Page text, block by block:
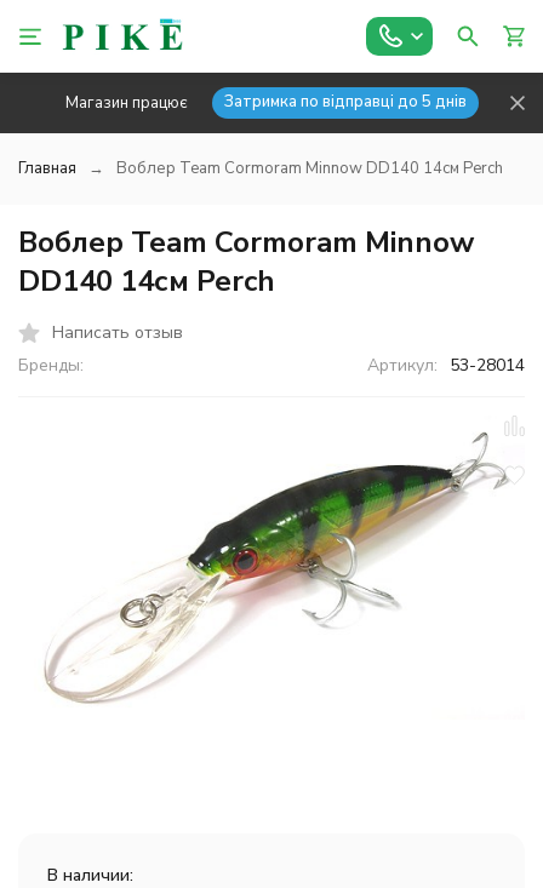
Магазин працює Затримка по відправці до 5 днів
Главная Воблер Team Cormoram Minnow DD140 14см Perch
Воблер Team Cormoram Minnow
DD140 14см Perch
Написать отзыв
Бренды:
Артикул: 53-28014
В наличии: